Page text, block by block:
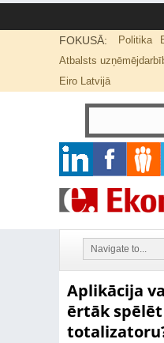
FOKUSĀ: Politika
Atbalsts
Eiro Latvijā
Aplikācija
ērtāk